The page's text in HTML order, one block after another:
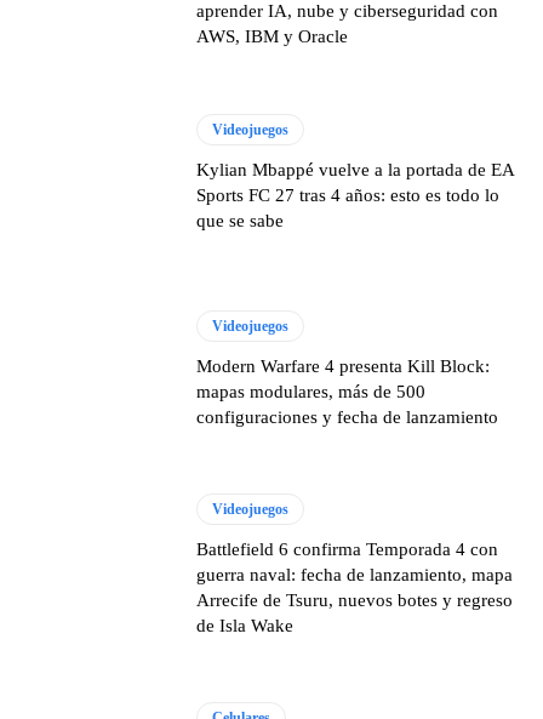
aprender IA, nube y ciberseguridad con
AWS, IBM y Oracle
Videojuegos
Kylian Mbappé vuelve a la portada de EA
Sports FC 27 tras 4 años: esto es todo lo
que se sabe
Videojuegos
Modern Warfare 4 presenta Kill Block:
mapas modulares, más de 500
configuraciones y fecha de lanzamiento
Videojuegos
Battlefield 6 confirma Temporada 4 con
guerra naval: fecha de lanzamiento, mapa
Arrecife de Tsuru, nuevos botes y regreso
de Isla Wake